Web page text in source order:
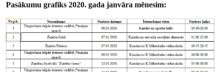
Pasākumu grafiks 2020. gada janvāra mēnesim: